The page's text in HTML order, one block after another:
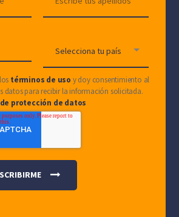
términos de uso y doy consentimiento al
datos para recibir la información solicitada.
protección de datos